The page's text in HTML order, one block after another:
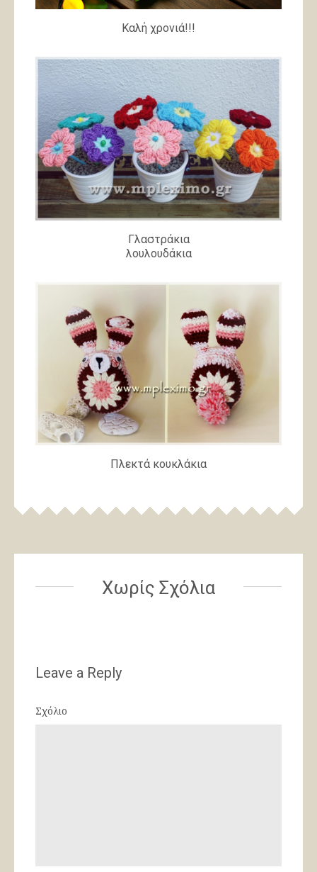
Καλή χρονιά!!!
Γλαστράκια
λουλουδάκια
Πλεκτά κουκλάκια
Χωρίς Σχόλια
Leave a Reply
Σχόλιο